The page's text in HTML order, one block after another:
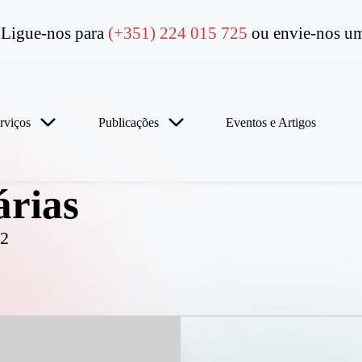
Ligue-nos para (+351) 224 015 725 ou envie-nos
Publicações Eventos e Artigos